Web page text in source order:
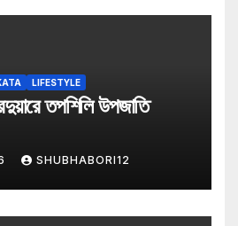
LIFESTYLE
তপশিলি উপজাতি
SHUBHABORI12